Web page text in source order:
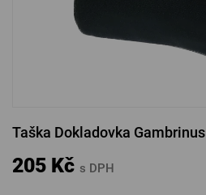
Taška Dokladovka Gambrinus
205 Kč s DPH